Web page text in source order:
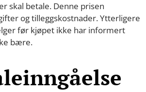
skal betale. Denne prisen
og tilleggskostnader. Ytterligere
før kjøpet ikke har informert
bære.